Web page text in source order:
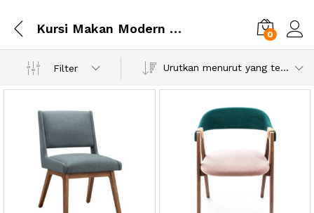
Kursi Makan Modern Model Kursi Cafe 0
Filter Urutkan menurut yang terbaru